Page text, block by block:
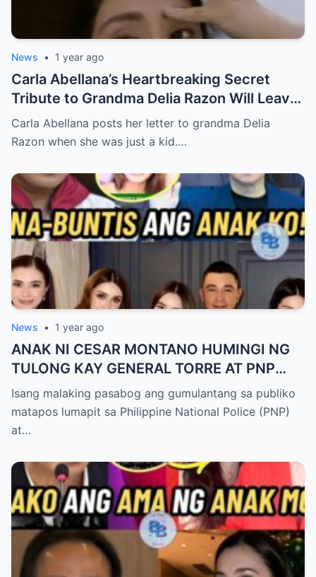
News • 1 year ago
Carla Abellana’s Heartbreaking Secret
Tribute to Grandma Delia Razon Will Leave
You in Tears!
Carla Abellana posts her letter to grandma Delia
Razon when she was just a kid.…
News • 1 year ago
ANAK NI CESAR MONTANO HUMINGI NG
TULONG KAY GENERAL TORRE AT PNP
UPANG ARESTUHIN SI ATONG ANG!
Isang malaking pasabog ang gumulantang sa publiko
matapos lumapit sa Philippine National Police (PNP)
at…